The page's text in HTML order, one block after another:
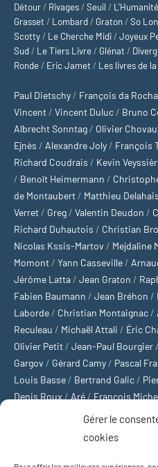
Gérer le
cookies
Détour / Rivages /Seuil / L'Humanité
Grasset / Lombard / Graton /So
Scotty / Le Cherche Midi /Joyeux
Sud / Le Tiers Livre / Glénat /
Ronde / Eric Jamet / Les livres de
Paul Dietschy / François da
Vincent / Vincent Duluc / Bruno
Albrecht Sonntag / Olivier
Ejnès / Alexandre Joly / François
Richard Coudrais / Kevin
/ Benoît Heimermann /
de Montaubert / Matthieu Delahais
Verret / Greg / Valentin Deudon /
Richard Duhautois / Christian
Nicolas Kssis-Martov / Mejdaline
Momont / Yann Casseville /
Jérôme Latta / Jean Graton /
Fabien Baumann / Jean Bréhon /
Laborde / Christian Montaignac /
Reculeau / Michaël Attali / Éric
Olivier Petit / Jean-Paul Bourgier /
Gargov / Gérard Camy / Pascal
Louis Basse / Bertrand Galic /
Denis Roux / Aré / François
Michaël Delépine